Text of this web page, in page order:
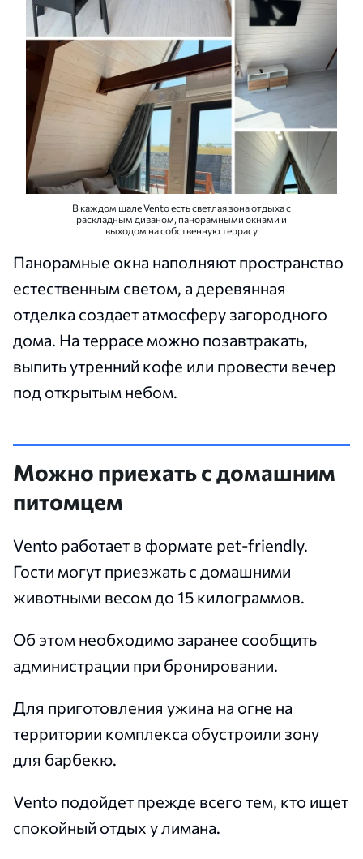
В каждом шале Vento есть светлая зона отдыха с
раскладным диваном, панорамными окнами и
выходом на собственную террасу
Панорамные окна наполняют пространство
естественным светом, а деревянная
отделка создает атмосферу загородного
дома. На террасе можно позавтракать,
выпить утренний кофе или провести вечер
под открытым небом.
Можно приехать с домашним
питомцем
Vento работает в формате pet-friendly.
Гости могут приезжать с домашними
животными весом до 15 килограммов.
Об этом необходимо заранее сообщить
администрации при бронировании.
Для приготовления ужина на огне на
территории комплекса обустроили зону
для барбекю.
Vento подойдет прежде всего тем, кто ищет
спокойный отдых у лимана.